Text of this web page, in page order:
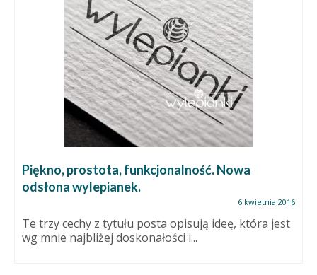
Piękno, prostota, funkcjonalność. Nowa
odsłona wylepianek.
6 kwietnia 2016
Te trzy cechy z tytułu posta opisują ideę, która jest
wg mnie najbliżej doskonałości i...